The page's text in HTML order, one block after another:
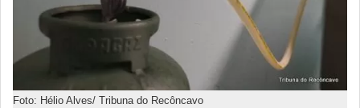
Foto: Hélio Alves/ Tribuna do Recôncavo